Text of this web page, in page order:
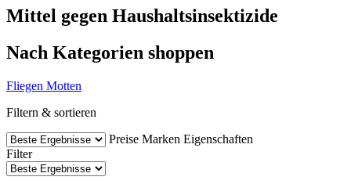
Mittel gegen Haushaltsinsektizide
Nach Kategorien shoppen
Fliegen Motten
Filtern & sortieren
Preise Marken Eigenschaften
Filter